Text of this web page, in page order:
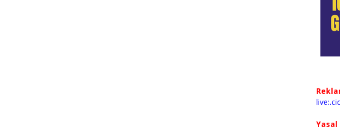
Yasal